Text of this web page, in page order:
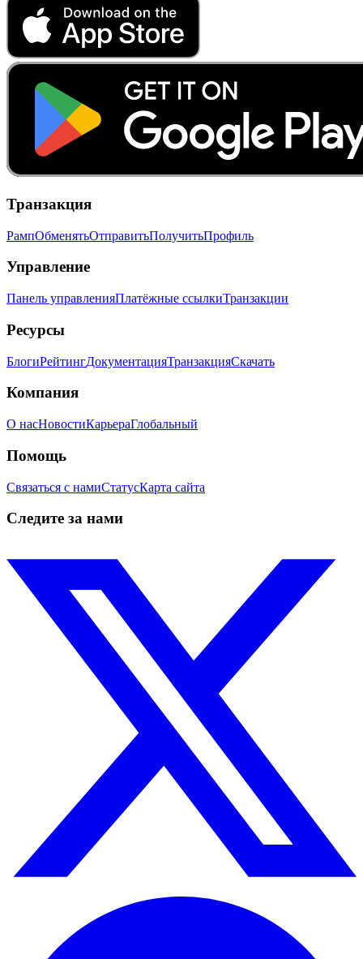
Транзакция
РампОбменятьОтправитьПолучитьПрофиль
Управление
Панель управленияПлатёжные ссылкиТранзакции
Ресурсы
БлогиРейтингДокументацияТранзакцияСкачать
Компания
О насНовостиКарьераГлобальный
Помощь
Связаться с намиСтатусКарта сайта
Следите за нами